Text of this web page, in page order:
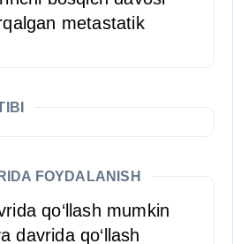
metastatik
FOYDALANISH
qo‘llash mumkin
davrida qo‘llash